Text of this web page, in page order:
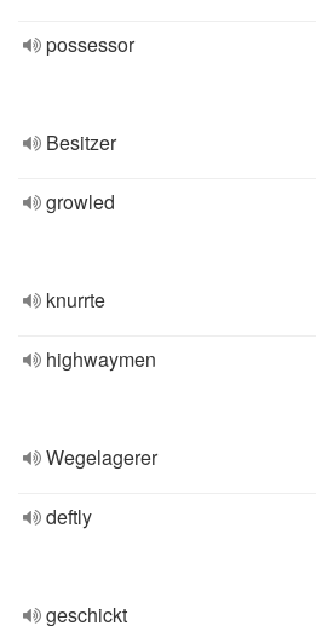
possessor
Besitzer
growled
knurrte
highwaymen
Wegelagerer
deftly
geschickt